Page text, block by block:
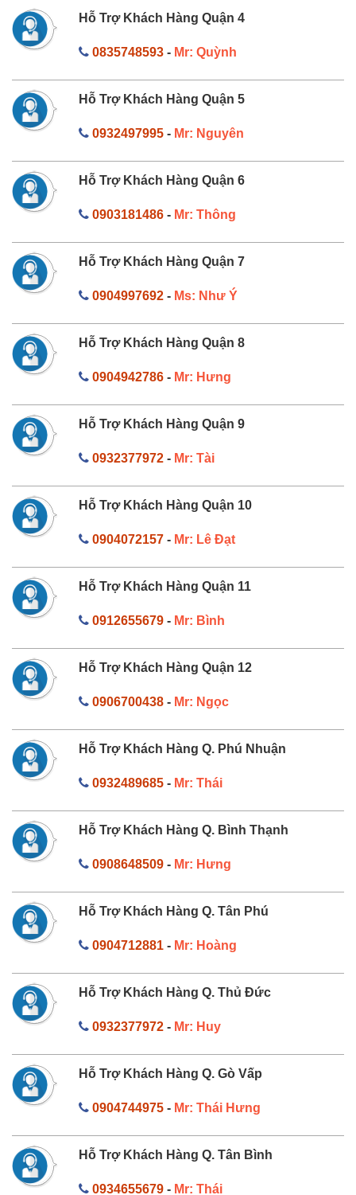
Hỗ Trợ Khách Hàng Quận 4
0835748593- Mr: Quỳnh
Hỗ Trợ Khách Hàng Quận 5
0932497995- Mr: Nguyên
Hỗ Trợ Khách Hàng Quận 6
0903181486- Mr: Thông
Hỗ Trợ Khách Hàng Quận 7
0904997692- Ms: Như Ý
Hỗ Trợ Khách Hàng Quận 8
0904942786- Mr: Hưng
Hỗ Trợ Khách Hàng Quận 9
0932377972- Mr: Tài
Hỗ Trợ Khách Hàng Quận 10
0904072157- Mr: Lê Đạt
Hỗ Trợ Khách Hàng Quận 11
0912655679- Mr: Bình
Hỗ Trợ Khách Hàng Quận 12
0906700438- Mr: Ngọc
Hỗ Trợ Khách Hàng Q. Phú Nhuận
0932489685- Mr: Thái
Hỗ Trợ Khách Hàng Q. Bình Thạnh
0908648509- Mr: Hưng
Hỗ Trợ Khách Hàng Q. Tân Phú
0904712881- Mr: Hoàng
Hỗ Trợ Khách Hàng Q. Thủ Đức
0932377972- Mr: Huy
Hỗ Trợ Khách Hàng Q. Gò Vấp
0904744975- Mr: Thái Hưng
Hỗ Trợ Khách Hàng Q. Tân Bình
0934655679- Mr: Thái